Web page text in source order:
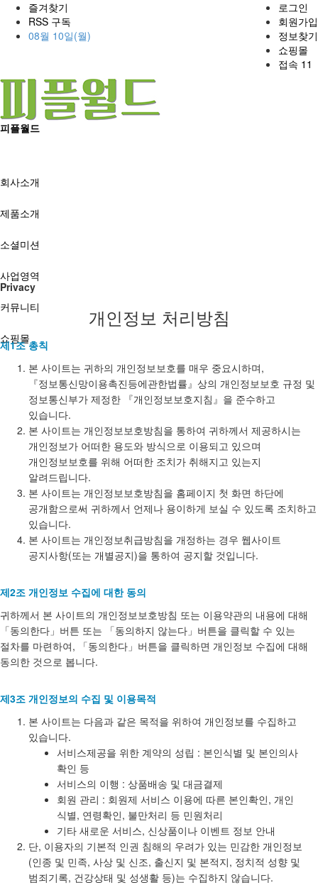
즐겨찾기
RSS 구독
08월 10일(월)
로그인
회원가입
정보찾기
쇼핑몰
접속 11
피플월드
회사소개
제품소개
소셜미션
사업영역
커뮤니티
쇼핑몰
Privacy
개인정보 처리방침
제1조 총칙
본 사이트는 귀하의 개인정보보호를 매우 중요시하며,
『정보통신망이용촉진등에관한법률』상의 개인정보보호 규정 및
정보통신부가 제정한 『개인정보보호지침』을 준수하고
있습니다.
본 사이트는 개인정보보호방침을 통하여 귀하께서 제공하시는
개인정보가 어떠한 용도와 방식으로 이용되고 있으며
개인정보보호를 위해 어떠한 조치가 취해지고 있는지
알려드립니다.
본 사이트는 개인정보보호방침을 홈페이지 첫 화면 하단에
공개함으로써 귀하께서 언제나 용이하게 보실 수 있도록 조치하고
있습니다.
본 사이트는 개인정보취급방침을 개정하는 경우 웹사이트
공지사항(또는 개별공지)을 통하여 공지할 것입니다.
제2조 개인정보 수집에 대한 동의
귀하께서 본 사이트의 개인정보보호방침 또는 이용약관의 내용에 대해
「동의한다」버튼 또는 「동의하지 않는다」버튼을 클릭할 수 있는
절차를 마련하여, 「동의한다」버튼을 클릭하면 개인정보 수집에 대해
동의한 것으로 봅니다.
제3조 개인정보의 수집 및 이용목적
본 사이트는 다음과 같은 목적을 위하여 개인정보를 수집하고
있습니다.
서비스제공을 위한 계약의 성립 : 본인식별 및 본인의사
확인 등
서비스의 이행 : 상품배송 및 대금결제
회원 관리 : 회원제 서비스 이용에 따른 본인확인, 개인
식별, 연령확인, 불만처리 등 민원처리
기타 새로운 서비스, 신상품이나 이벤트 정보 안내
단, 이용자의 기본적 인권 침해의 우려가 있는 민감한 개인정보
(인종 및 민족, 사상 및 신조, 출신지 및 본적지, 정치적 성향 및
범죄기록, 건강상태 및 성생활 등)는 수집하지 않습니다.